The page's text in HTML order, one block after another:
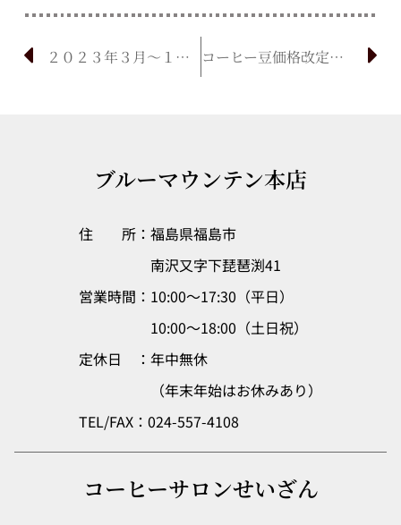
２０２３年３月～１０月の営業時間のお知らせ コーヒー豆価格改定（値上げ）のお知らせ
ブルーマウンテン本店
住 所：福島県福島市
南沢又字下琵琶渕41
営業時間：10:00～17:30（平日）
10:00～18:00（土日祝）
定休日 ：年中無休
（年末年始はお休みあり）
TEL/FAX： 024-557-4108
コーヒーサロンせいざん